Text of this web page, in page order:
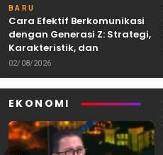
BARU
Cara Efektif Berkomunikasi
dengan Generasi Z: Strategi,
Karakteristik, dan
Tantangannya
02/08/2026
EKONOMI